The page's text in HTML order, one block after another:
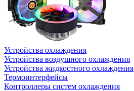
Устройства охлаждения
Устройства воздушного охлаждения
Устройства жидкостного охлаждения
Термоинтерфейсы
Контроллеры систем охлаждения